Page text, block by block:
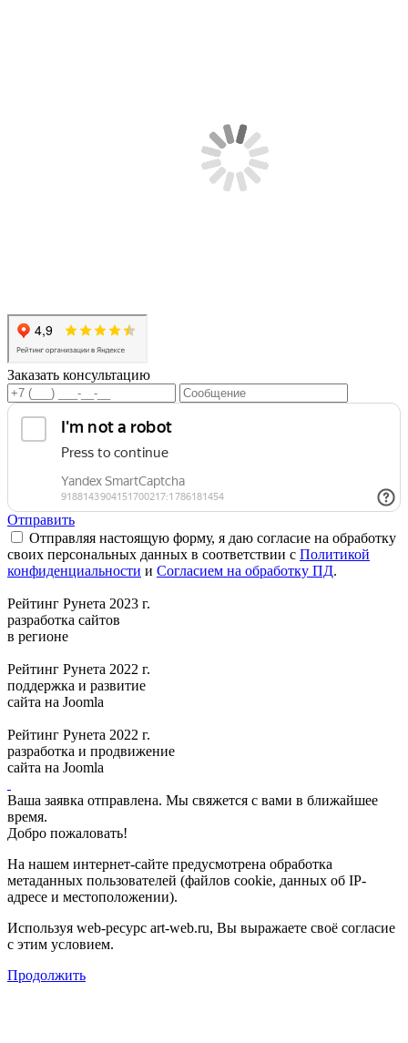
Заказать консультацию
Отправить
Отправляя настоящую форму, я даю согласие на обработку
своих персональных данных в соответствии с Политикой
конфиденциальности и Согласием на обработку ПД.
Рейтинг Рунета 2023 г.
разработка сайтов
в регионе
Рейтинг Рунета 2022 г.
поддержка и развитие
сайта на Joomla
Рейтинг Рунета 2022 г.
разработка и продвижение
сайта на Joomla
Ваша заявка отправлена. Мы свяжется с вами в ближайшее
время.
Добро пожаловать!
На нашем интернет-сайте предусмотрена обработка
метаданных пользователей (файлов cookie, данных об IP-
адресе и местоположении).
Используя web-ресурс art-web.ru, Вы выражаете своё согласие
с этим условием.
Продолжить